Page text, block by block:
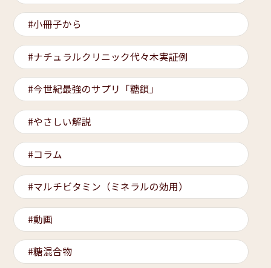
小冊子から
ナチュラルクリニック代々木実証例
今世紀最強のサプリ「糖鎖」
やさしい解説
コラム
マルチビタミン（ミネラルの効用）
動画
糖混合物